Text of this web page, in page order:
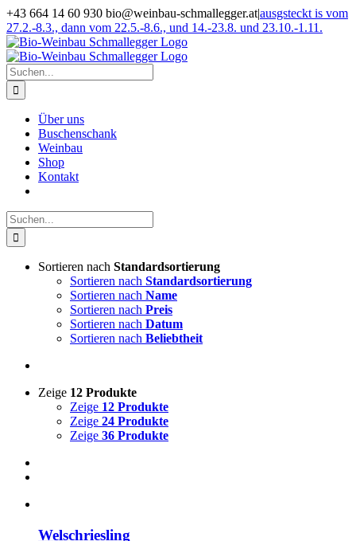
Zum
Inhalt
springen
+43 664 14 60 930 bio@weinbau-schmallegger.at|ausgsteckt is vom
27.2.-8.3., dann vom 22.5.-8.6., und 14.-23.8. und 23.10.-1.11.
Facebook
Instagram
Suche
nach:
Über uns
Buschenschank
Weinbau
Shop
Kontakt
Suche
nach:
Sortieren nach Standardsortierung
Sortieren nach Standardsortierung
Sortieren nach Name
Sortieren nach Preis
Sortieren nach Datum
Sortieren nach Beliebtheit
Zeige 12 Produkte
Zeige 12 Produkte
Zeige 24 Produkte
Zeige 36 Produkte
Welschriesling